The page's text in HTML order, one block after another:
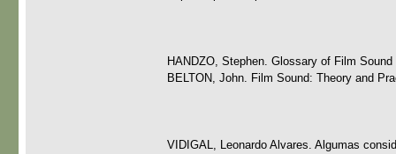
HANDZO, Stephen. Glossary of Film
BELTON, John. Film Sound: Theory and
VIDIGAL, Leonardo Alvares. Algumas